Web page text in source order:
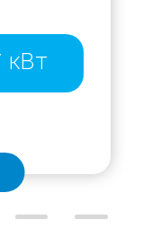
кВт